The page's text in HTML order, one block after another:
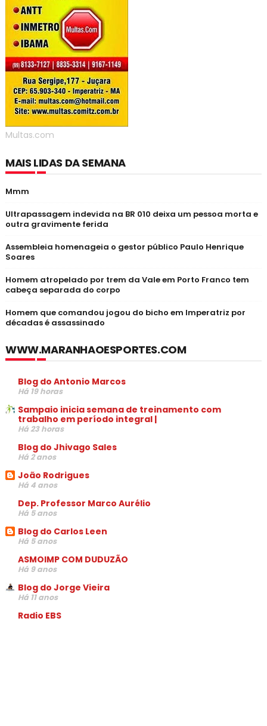
Multas.com
MAIS LIDAS DA SEMANA
Mmm
Ultrapassagem indevida na BR 010 deixa um pessoa morta e
outra gravimente ferida
Assembleia homenageia o gestor público Paulo Henrique
Soares
Homem atropelado por trem da Vale em Porto Franco tem
cabeça separada do corpo
Homem que comandou jogou do bicho em Imperatriz por
décadas é assassinado
WWW.MARANHAOESPORTES.COM
Blog do Antonio Marcos
Há 19 horas
Sampaio inicia semana de treinamento com
trabalho em período integral |
Há 23 horas
Blog do Jhivago Sales
Há 2 anos
João Rodrigues
Há 4 anos
Dep. Professor Marco Aurélio
Há 5 anos
Blog do Carlos Leen
Há 5 anos
ASMOIMP COM DUDUZÃO
Há 9 anos
Blog do Jorge Vieira
Há 11 anos
Radio EBS